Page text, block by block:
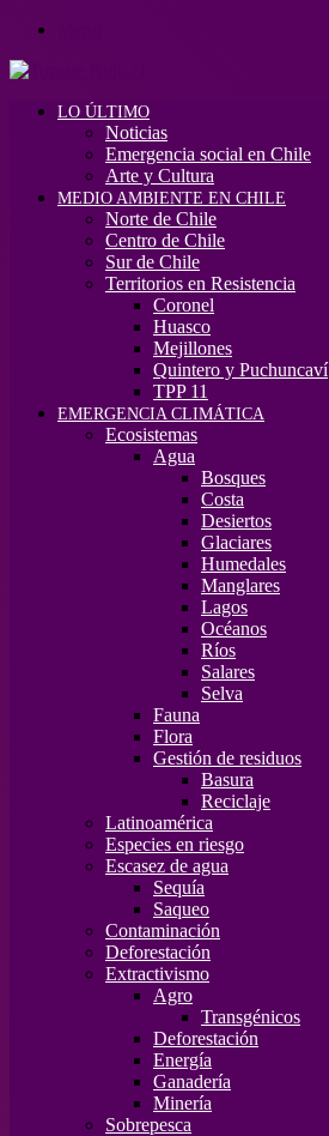
LO ÚLTIMO
Noticias
Emergencia social en Chile
Arte y Cultura
MEDIO AMBIENTE EN CHILE
Norte de Chile
Centro de Chile
Sur de Chile
Territorios en Resistencia
Coronel
Huasco
Mejillones
Quintero y Puchuncaví
TPP 11
EMERGENCIA CLIMÁTICA
Ecosistemas
Agua
Bosques
Costa
Desiertos
Glaciares
Humedales
Manglares
Lagos
Océanos
Ríos
Salares
Selva
Fauna
Flora
Gestión de residuos
Basura
Reciclaje
Latinoamérica
Especies en riesgo
Escasez de agua
Sequía
Saqueo
Contaminación
Deforestación
Extractivismo
Agro
Transgénicos
Deforestación
Energía
Ganadería
Minería
Sobrepesca